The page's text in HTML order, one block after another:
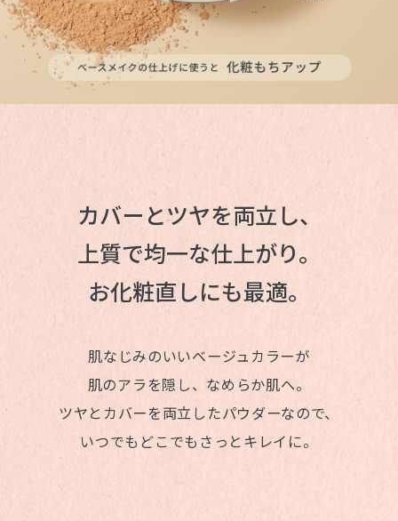
カバーとツヤを両立し、
上質で均一な仕上がり。
お化粧直しにも最適。
肌なじみのいいベージュカラーが
肌のアラを隠し、 なめらか肌へ。
ツヤとカバーを両立したパウダーなので、
いつでもどこでもさっとキレイに。